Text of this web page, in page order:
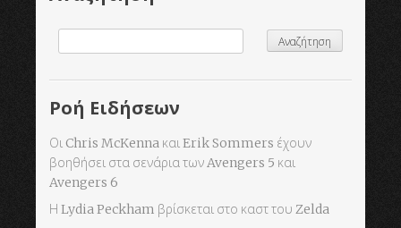
Ροή Ειδήσεων
Οι Chris McKenna και Erik Sommers έχουν
βοηθήσει στα σενάρια των Avengers 5 και
Avengers 6
Η Lydia Peckham βρίσκεται στο καστ του Zelda